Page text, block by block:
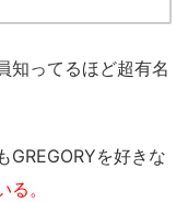
知ってるほど超有名
GREGORYを好きな
。